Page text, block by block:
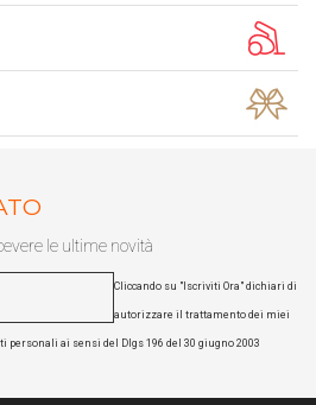
le ultime novità
Cliccando su "Iscriviti Ora" dichiari di
autorizzare il trattamento dei miei
personali ai sensi del Dlgs 196 del 30 giugno 2003